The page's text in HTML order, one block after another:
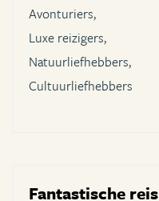
Avonturiers,
Luxe reizigers,
Natuurliefhebbers,
Cultuurliefhebbers
Fantastische reis